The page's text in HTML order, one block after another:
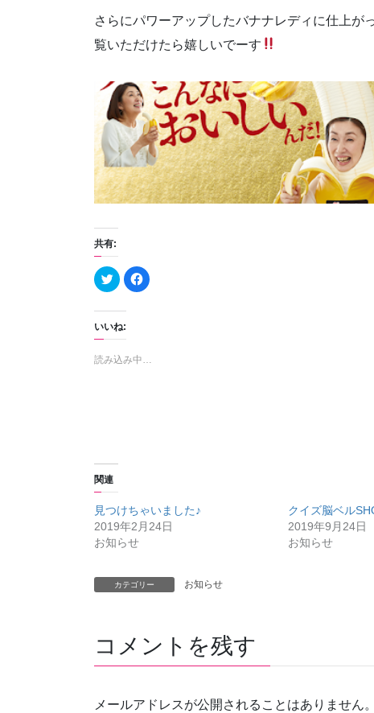
さらにパワーアップしたバナナレディに仕上が
覧いただけたら嬉しいでーす
共有:
ク
リ
し
て
T
w
i
t
ン
ウ
で
開
き
ま
F
a
共
い
(
新
ン
ド
ウ
す
)
いいね:
読み込み中…
関連
見つけちゃいました♪
2019年2月24日
お知らせ
クイズ脳ベル
2019年9月24日
お知らせ
カテゴリー お知らせ
コメントを残す
メールアドレスが公開されることはありません。